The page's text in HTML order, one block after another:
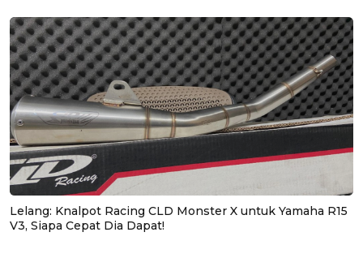
Lelang: Knalpot Racing CLD Monster X untuk Yamaha R15
V3, Siapa Cepat Dia Dapat!